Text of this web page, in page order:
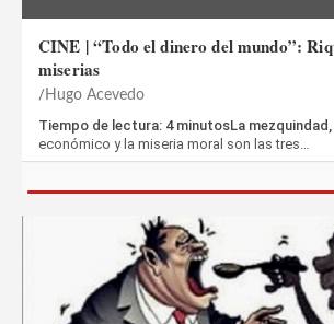
CINE | “Todo el dinero del mundo”:
miserias
Hugo Acevedo
Tiempo de lectura: 4 minutosLa
económico y la miseria moral son las tres…